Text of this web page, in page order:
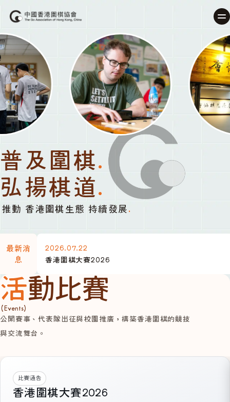
普及圍棋.
弘揚棋道.
推動 香港圍棋生態 持續發展 .
最新消
息
2026.07.22
香港圍棋大賽2026
活動比賽
(Events)
公開賽事、代表隊出征與校園推廣，構築香港圍棋的競技
與交流舞台。
比賽通告
香港圍棋大賽2026